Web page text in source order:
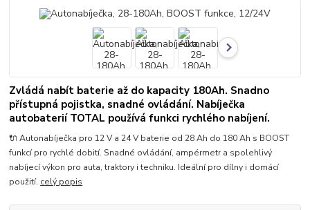
Zvládá nabít baterie až do kapacity 180Ah. Snadno
přístupná pojistka, snadné ovládání. Nabíječka
autobaterií TOTAL používá funkci rychlého nabíjení.
🔌 Autonabíječka pro 12 V a 24 V baterie od 28 Ah do 180 Ah s BOOST
funkcí pro rychlé dobití. Snadné ovládání, ampérmetr a spolehlivý
nabíjecí výkon pro auta, traktory i techniku. Ideální pro dílny i domácí
použití. celý popis